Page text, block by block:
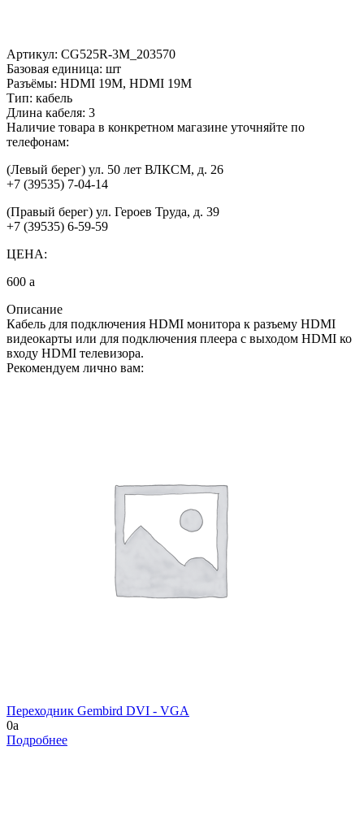
Артикул: CG525R-3M_203570
Базовая единица: шт
Разъёмы: HDMI 19M, HDMI 19M
Тип: кабель
Длина кабеля: 3
Наличие товара в конкретном магазине уточняйте по
телефонам:
(Левый берег) ул. 50 лет ВЛКСМ, д. 26
+7 (39535) 7-04-14
(Правый берег) ул. Героев Труда, д. 39
+7 (39535) 6-59-59
ЦЕНА:
600 a
Описание
Кабель для подключения HDMI монитора к разъему HDMI
видеокарты или для подключения плеера с выходом HDMI ко
входу HDMI телевизора.
Рекомендуем лично вам:
Переходник Gembird DVI - VGA
0a
Подробнее